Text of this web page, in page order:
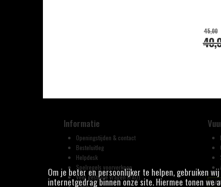
45,00
Informatie
Openingstijden & contact
Besteluitleg
Helpdesk
Spelregels voorverkoop
Veel gestelde vragen (FAQ)
Om je beter en persoonlijker te helpen, gebruiken
internetgedrag binnen onze site. Hiermee tonen